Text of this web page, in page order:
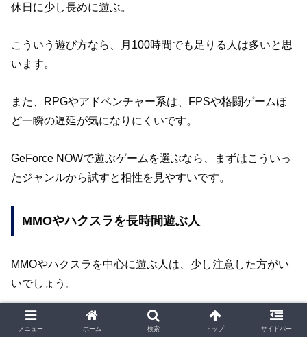
休日に少し長めに遊ぶ。
こういう遊び方なら、月100時間でも足りる人は多いと思
います。
また、RPGやアドベンチャー系は、FPSや格闘ゲームほ
ど一瞬の遅延が気になりにくいです。
GeForce NOWで遊ぶゲームを選ぶなら、まずはこういっ
たジャンルから試すと相性を見やすいです。
MMOやハクスラを長時間遊ぶ人
MMOやハクスラを中心に遊ぶ人は、少し注意した方がい
いでしょう。
このジャンルは、とにかくプレイ時間が伸びやすいです。
メニュー ホーム 検索 トップ サイドバー